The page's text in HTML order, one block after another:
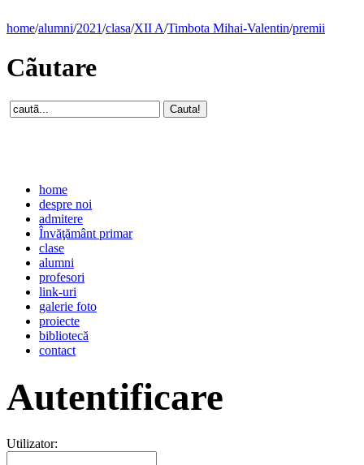
home/alumni/2021/clasa/XII A/Timbota Mihai-Valentin/premii
Cãutare
home
despre noi
admitere
Învăţământ primar
clase
alumni
profesori
link-uri
galerie foto
proiecte
bibliotecă
contact
Autentificare
Utilizator: